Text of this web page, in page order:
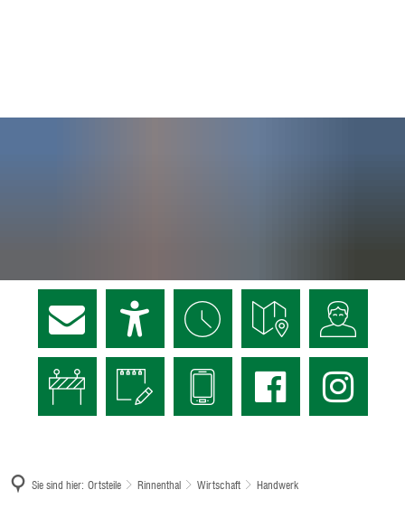
Sie sind hier: Ortsteile Rinnenthal Wirtschaft Handwerk